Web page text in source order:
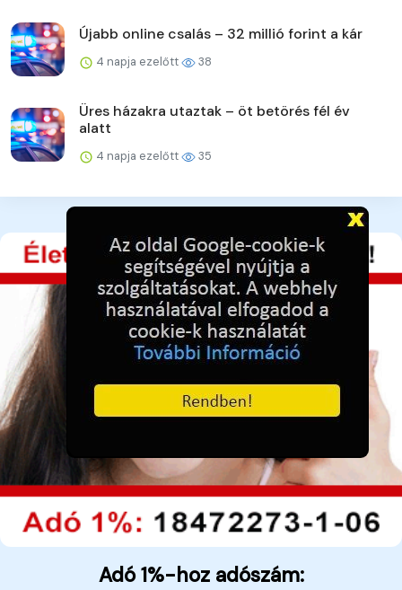
Újabb online csalás – 32 millió forint a kár
4 napja ezelőtt 38
Üres házakra utaztak – öt betörés fél év
alatt
4 napja ezelőtt 35
Adó 1%-hoz adószám: